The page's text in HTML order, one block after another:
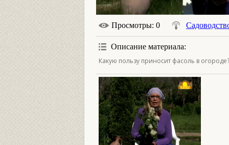
Просмотры: 0
Описание материала:
Какую пользу приносит фасоль в огороде?